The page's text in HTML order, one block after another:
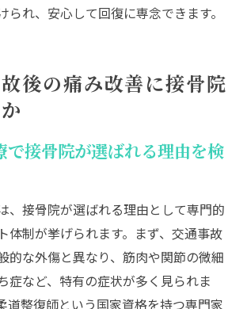
られ、安心して回復に専念できます。
後の痛み改善に接骨院
で接骨院が選ばれる理由を検
、接骨院が選ばれる理由として専門的
体制が挙げられます。まず、交通事故
的な外傷と異なり、筋肉や関節の微細
症など、特有の症状が多く見られま
道整復師という国家資格を持つ専門家